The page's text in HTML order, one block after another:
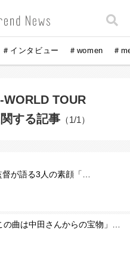
＃インタビュー ＃women ＃
WORLD TOUR
する記事 （1/1）
が語る3人の素顔「…
の曲は中田さんからの宝物」…